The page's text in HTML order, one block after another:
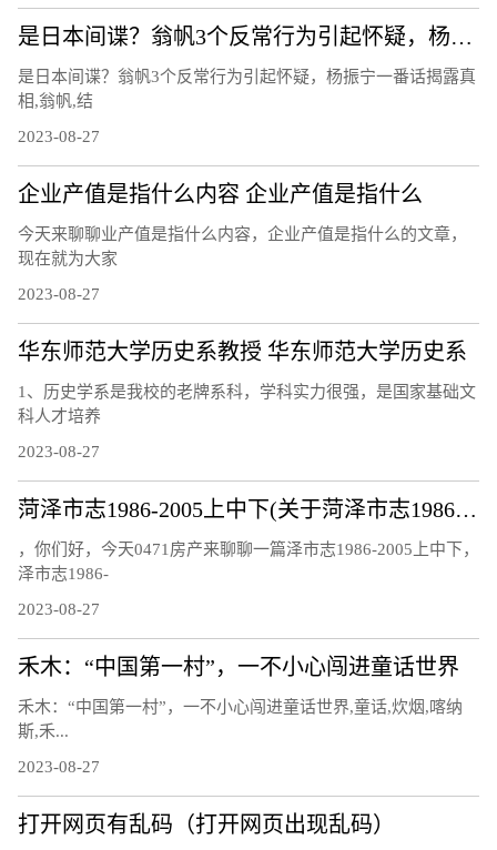
是日本间谍？翁帆3个反常行为引起怀疑，杨振宁一番话揭露真相
是日本间谍？翁帆3个反常行为引起怀疑，杨振宁一番话揭露真
相,翁帆,结
2023-08-27
企业产值是指什么内容 企业产值是指什么
今天来聊聊业产值是指什么内容，企业产值是指什么的文章，
现在就为大家
2023-08-27
华东师范大学历史系教授 华东师范大学历史系
1、历史学系是我校的老牌系科，学科实力很强，是国家基础文
科人才培养
2023-08-27
菏泽市志1986-2005上中下(关于菏泽市志1986-2005上中下简述)
，你们好，今天0471房产来聊聊一篇泽市志1986-2005上中下，
泽市志1986-
2023-08-27
禾木：“中国第一村”，一不小心闯进童话世界
禾木：“中国第一村”，一不小心闯进童话世界,童话,炊烟,喀纳
斯,禾...
2023-08-27
打开网页有乱码（打开网页出现乱码）